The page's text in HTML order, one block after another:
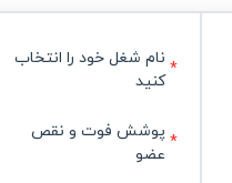
نام شغل خود را انتخاب
کنید
پوشش فوت و نقص
عضو